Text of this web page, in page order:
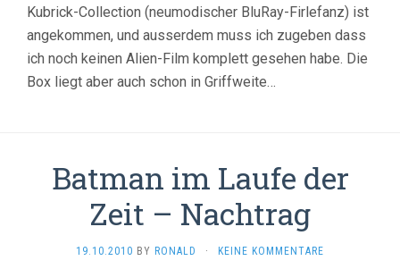
Kubrick-Collection (neumodischer BluRay-Firlefanz) ist
angekommen, und ausserdem muss ich zugeben dass
ich noch keinen Alien-Film komplett gesehen habe. Die
Box liegt aber auch schon in Griffweite…
Batman im Laufe der
Zeit – Nachtrag
19.10.2010 BY RONALD · KEINE KOMMENTARE